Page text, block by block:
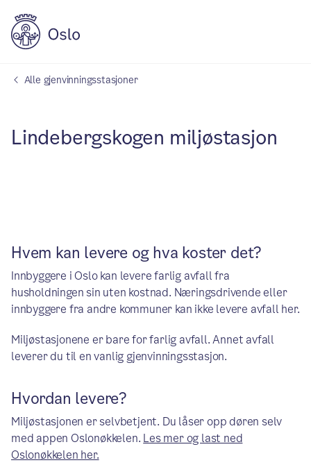
Alle gjenvinningsstasjoner
Lindebergskogen miljøstasjon
Hvem kan levere og hva koster det?
Innbyggere i Oslo kan levere farlig avfall fra
husholdningen sin uten kostnad. Næringsdrivende eller
innbyggere fra andre kommuner kan ikke levere avfall her.
Miljøstasjonene er bare for farlig avfall. Annet avfall
leverer du til en vanlig gjenvinningsstasjon.
Hvordan levere?
Miljøstasjonen er selvbetjent. Du låser opp døren selv
med appen Oslonøkkelen. Les mer og last ned
Oslonøkkelen her.